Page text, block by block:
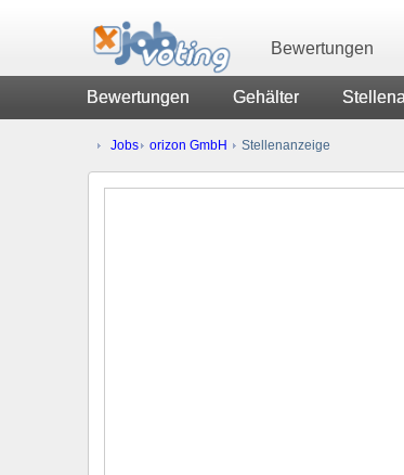
Bewertungen
Bewertungen Gehälter
Jobs orizon GmbH Stellenanzeige